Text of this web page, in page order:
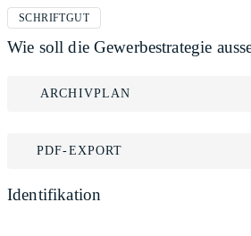
SCHRIFTGUT
Wie soll die Gewerbestrategie
ARCHIVPLAN
PDF-EXPORT
Identifikation